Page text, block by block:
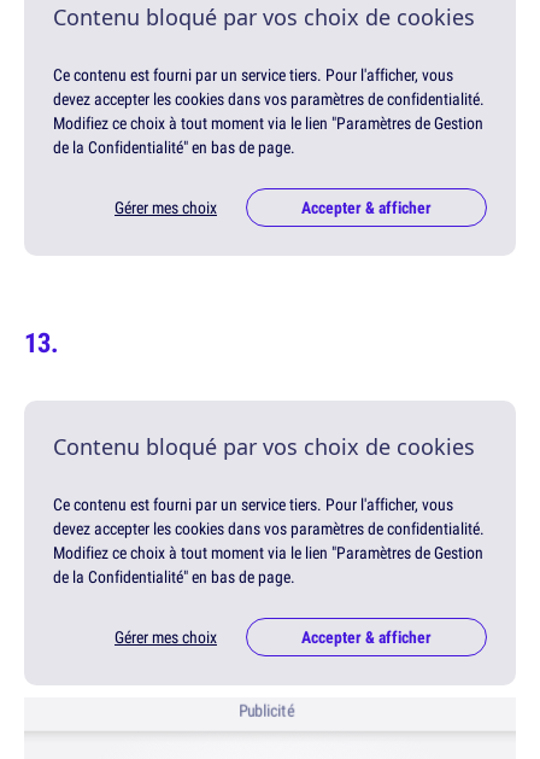
Contenu bloqué par vos choix de cookies
Ce contenu est fourni par un service tiers. Pour l'afficher, vous
devez accepter les cookies dans vos paramètres de confidentialité.
Modifiez ce choix à tout moment via le lien "Paramètres de Gestion
de la Confidentialité" en bas de page.
Gérer mes choix Accepter & afficher
Contenu bloqué par vos choix de cookies
Ce contenu est fourni par un service tiers. Pour l'afficher, vous
devez accepter les cookies dans vos paramètres de confidentialité.
Modifiez ce choix à tout moment via le lien "Paramètres de Gestion
de la Confidentialité" en bas de page.
Gérer mes choix Accepter & afficher
Publicité